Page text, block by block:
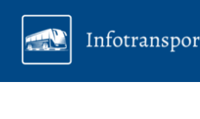
Aller
contenu